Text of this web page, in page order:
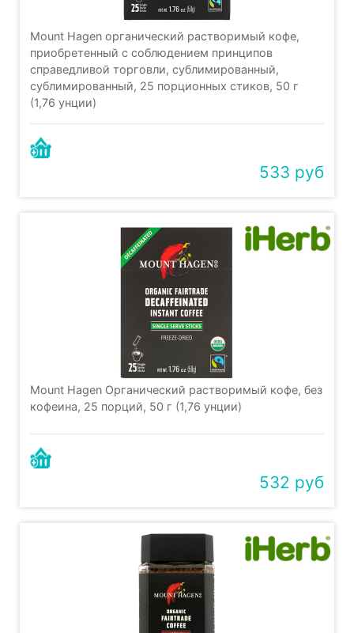
Mount Hagen органический растворимый кофе,
приобретенный с соблюдением принципов
справедливой торговли, сублимированный,
сублимированный, 25 порционных стиков, 50 г
(1,76 унции)
533 руб
Mount Hagen Органический растворимый кофе, без
кофеина, 25 порций, 50 г (1,76 унции)
532 руб